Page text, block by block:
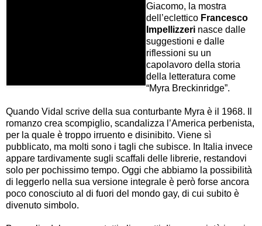
Giacomo, la mostra
dell’eclettico Francesco
Impellizzeri nasce dalle
suggestioni e dalle
riflessioni su un
capolavoro della storia
della letteratura come
“Myra Breckinridge”.
Quando Vidal scrive della sua conturbante Myra è il 1968. Il
romanzo crea scompiglio, scandalizza l’America perbenista,
per la quale è troppo irruento e disinibito. Viene sì
pubblicato, ma molti sono i tagli che subisce. In Italia invece
appare tardivamente sugli scaffali delle librerie, restandovi
solo per pochissimo tempo. Oggi che abbiamo la possibilità
di leggerlo nella sua versione integrale è però forse ancora
poco conosciuto al di fuori del mondo gay, di cui subito è
divenuto simbolo.